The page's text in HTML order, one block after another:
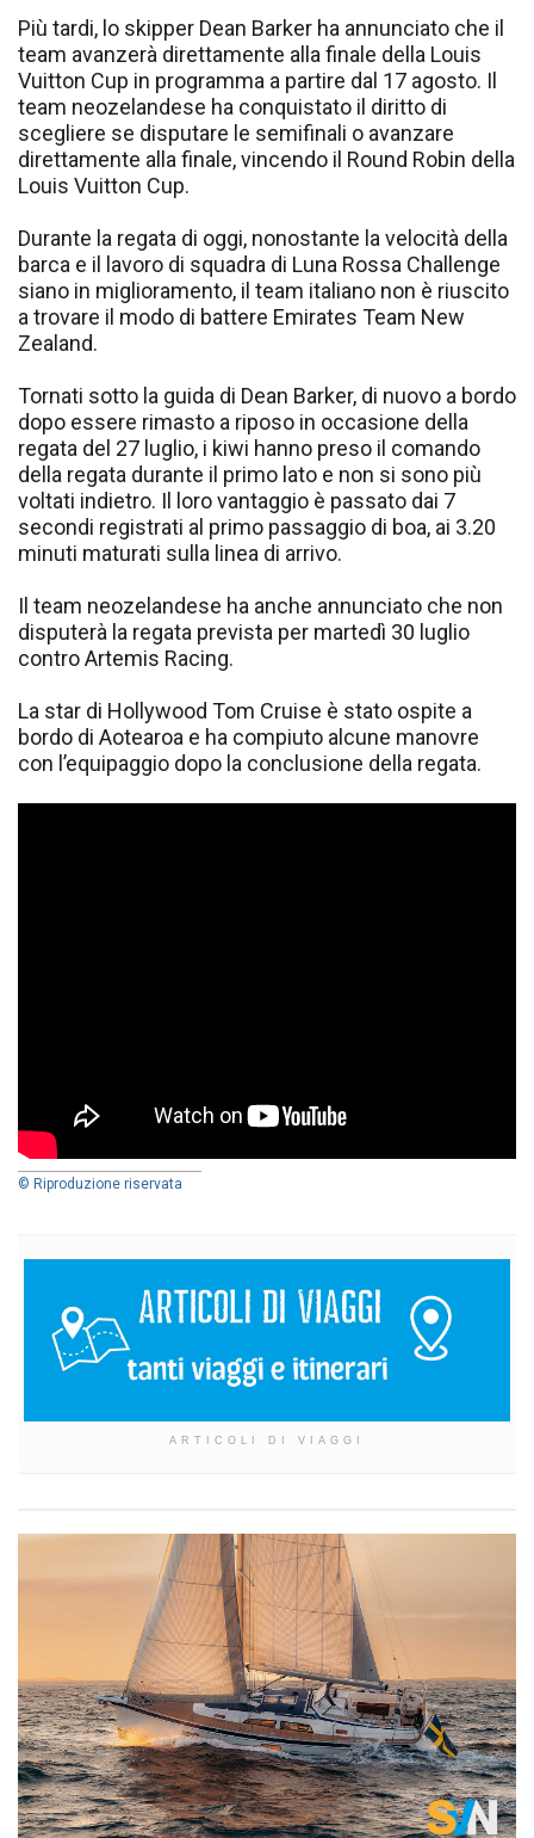
Più tardi, lo skipper Dean Barker ha annunciato che il
team avanzerà direttamente alla finale della Louis
Vuitton Cup in programma a partire dal 17 agosto. Il
team neozelandese ha conquistato il diritto di
scegliere se disputare le semifinali o avanzare
direttamente alla finale, vincendo il Round Robin della
Louis Vuitton Cup.
Durante la regata di oggi, nonostante la velocità della
barca e il lavoro di squadra di Luna Rossa Challenge
siano in miglioramento, il team italiano non è riuscito
a trovare il modo di battere Emirates Team New
Zealand.
Tornati sotto la guida di Dean Barker, di nuovo a bordo
dopo essere rimasto a riposo in occasione della
regata del 27 luglio, i kiwi hanno preso il comando
della regata durante il primo lato e non si sono più
voltati indietro. Il loro vantaggio è passato dai 7
secondi registrati al primo passaggio di boa, ai 3.20
minuti maturati sulla linea di arrivo.
Il team neozelandese ha anche annunciato che non
disputerà la regata prevista per martedì 30 luglio
contro Artemis Racing.
La star di Hollywood Tom Cruise è stato ospite a
bordo di Aotearoa e ha compiuto alcune manovre
con l’equipaggio dopo la conclusione della regata.
© Riproduzione riservata
ARTICOLI DI VIAGGI